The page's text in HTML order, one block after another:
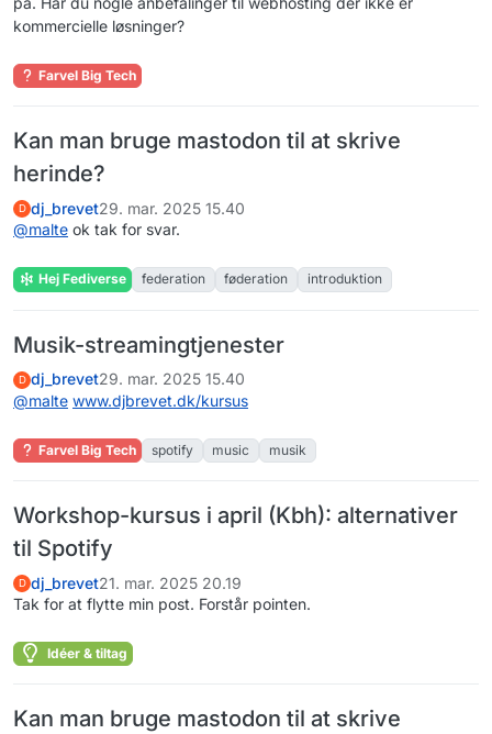
kommercielle løsninger?
Farvel Big Tech
Kan man bruge mastodon til at skrive
herinde?
D dj_brevet29. mar. 2025 15.40
@malte ok tak for svar.
Hej Fediverse federation føderation introduktion
Musik-streamingtjenester
D dj_brevet29. mar. 2025 15.40
@malte www.djbrevet.dk/kursus
Farvel Big Tech spotify music musik
Workshop-kursus i april (Kbh): alternativer
til Spotify
D dj_brevet21. mar. 2025 20.19
Tak for at flytte min post. Forstår pointen.
Idéer & tiltag
Kan man bruge mastodon til at skrive